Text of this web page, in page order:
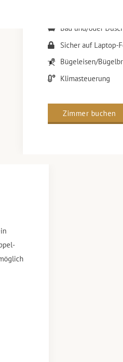
Bad und/oder
Sicher auf Laptop-
Bügeleisen/
Klimasteuerung
Zimmer buchen